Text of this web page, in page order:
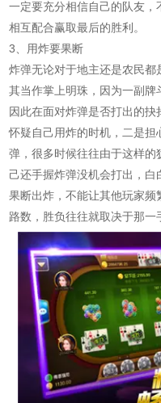
一定要充分相信自己的队友
相互配合赢取最后的胜利。
3、用炸要果断
炸弹无论对于地主还是农民
其当作掌上明珠，因为一副牌
因此在面对炸弹是否打出的
怀疑自己用炸的时机，二是
弹，很多时候往往由于这样的
己还手握炸弹没机会打出，
果断出炸，不能让其他玩家
路数，胜负往往就取决于那一